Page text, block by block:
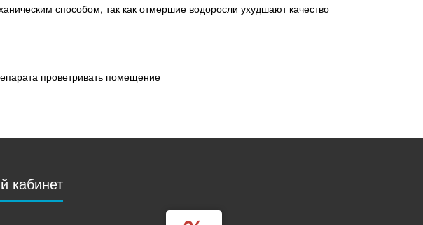
способом, так как отмершие водоросли ухудшают качество
проветривать помещение
кабинет